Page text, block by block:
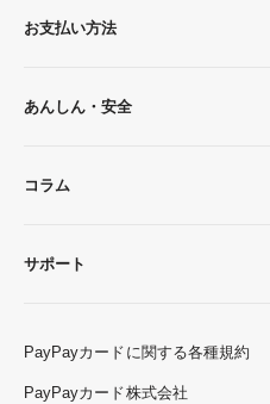
お支払い方法
あんしん・安全
コラム
サポート
PayPayカードに関する各種規約
PayPayカード株式会社